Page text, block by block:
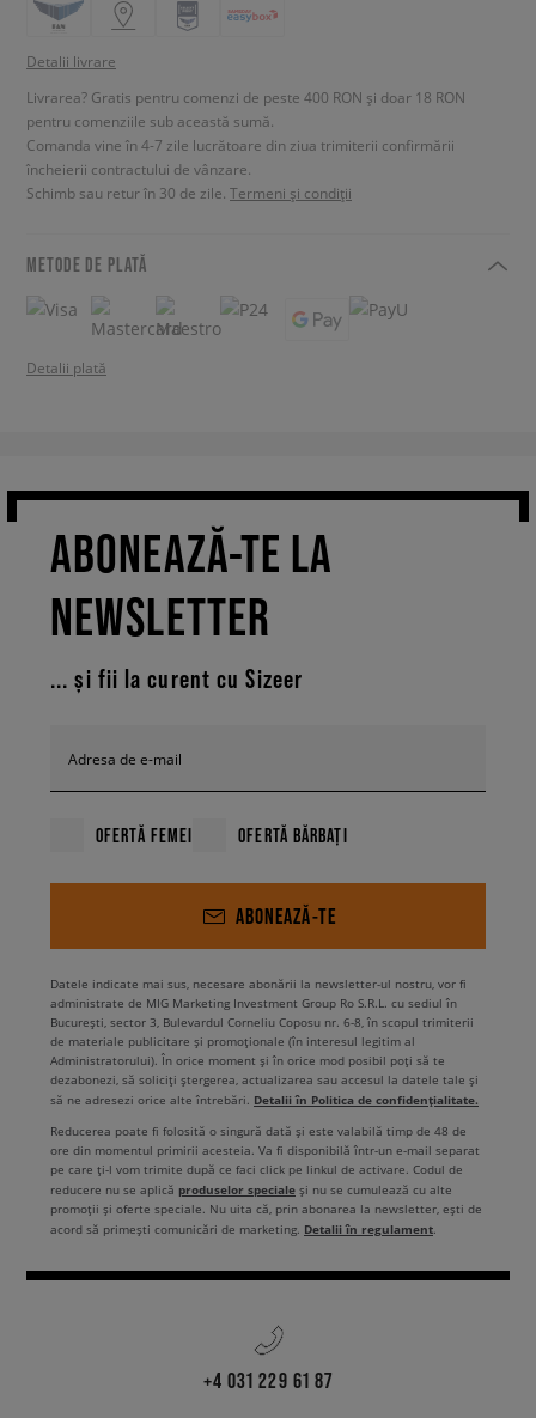
Detalii livrare
Livrarea? Gratis pentru comenzi de peste 400 RON și doar 18 RON
pentru comenziile sub această sumă.
Comanda vine în 4-7 zile lucrătoare din ziua trimiterii confirmării
încheierii contractului de vânzare.
Schimb sau retur în 30 de zile. Termeni și condiții
METODE DE PLATĂ
Detalii plată
ABONEAZĂ-TE LA
NEWSLETTER
... și fii la curent cu Sizeer
Adresa de e-mail
OFERTĂ FEMEI OFERTĂ BĂRBAȚI
ABONEAZĂ-TE
Datele indicate mai sus, necesare abonării la newsletter-ul nostru, vor fi
administrate de MIG Marketing Investment Group Ro S.R.L. cu sediul în
București, sector 3, Bulevardul Corneliu Coposu nr. 6-8, în scopul trimiterii
de materiale publicitare și promoționale (în interesul legitim al
Administratorului). În orice moment și în orice mod posibil poți să te
dezabonezi, să soliciți ștergerea, actualizarea sau accesul la datele tale și
să ne adresezi orice alte întrebări. Detalii în Politica de confidențialitate.
Reducerea poate fi folosită o singură dată și este valabilă timp de 48 de
ore din momentul primirii acesteia. Va fi disponibilă într-un e-mail separat
pe care ți-l vom trimite după ce faci click pe linkul de activare. Codul de
reducere nu se aplică produselor speciale și nu se cumulează cu alte
promoții și oferte speciale. Nu uita că, prin abonarea la newsletter, ești de
acord să primești comunicări de marketing. Detalii în regulament.
+4 031 229 61 87